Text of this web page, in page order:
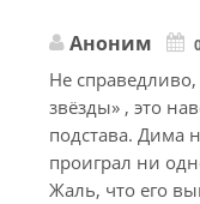
Аноним
Не
звёзды» , это
подстава. Дима
проиграл ни
Жаль, что его